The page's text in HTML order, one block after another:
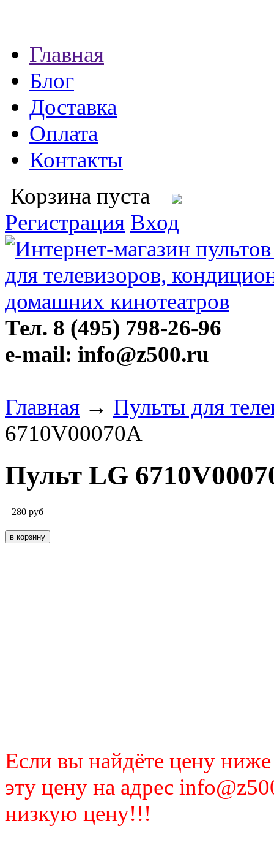
Главная
Блог
Доставка
Оплата
Контакты
Корзина пуста
Регистрация Вход
Тел. 8 (495) 798-26-96
e-mail: info@z500.ru
Главная → Пульты для
6710V00070A
Пульт LG
280 руб
Если вы найдёте цену
эту цену на адрес
низкую цену!!!